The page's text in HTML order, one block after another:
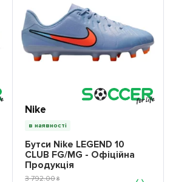
Nike
в наявності
Бутси Nike LEGEND 10
CLUB FG/MG - Офіційна
Продукція
3 792.00 ₴